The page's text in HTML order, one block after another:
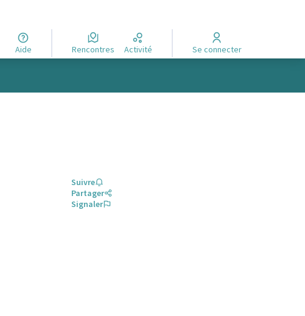
Aide Rencontres Activité Se connecter
Suivre
Partager
Signaler